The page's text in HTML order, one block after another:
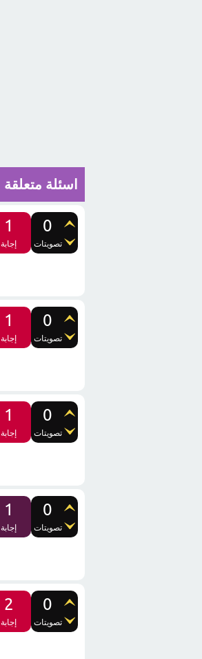
اسئلة متعلقة
0
تصويتات
1
إجابة
0
تصويتات
1
إجابة
0
تصويتات
1
إجابة
0
تصويتات
1
إجابة
0
تصويتات
2
إجابة